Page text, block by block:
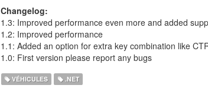
Changelog:
1.3: Improved performance even more and added
1.2: Improved performance
1.1: Added an option for extra key combination like
1.0: First version please report any bugs
VÉHICULES .NET